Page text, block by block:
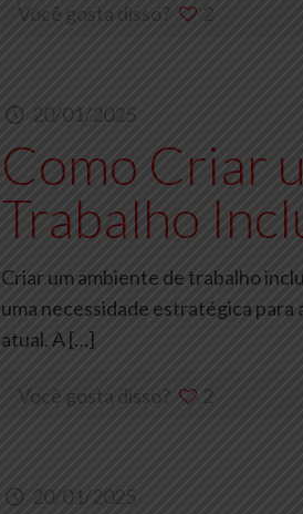
Você gosta disso? 2
20/01/2025
Como Criar
Trabalho
Criar um ambiente de trabalho
uma necessidade estratégica para
atual. A[…]
Você gosta disso? 2
20/01/2025